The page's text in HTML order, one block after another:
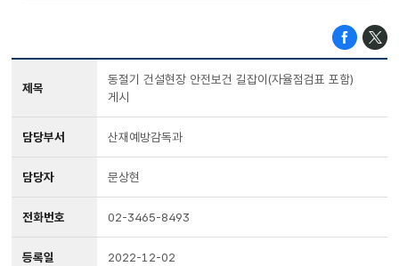
제목
동절기 건설현장 안전보건 길잡이(자율점검표 포함)
게시
담당부서 산재예방감독과
담당자 문상현
전화번호 02-3465-8493
등록일 2022-12-02